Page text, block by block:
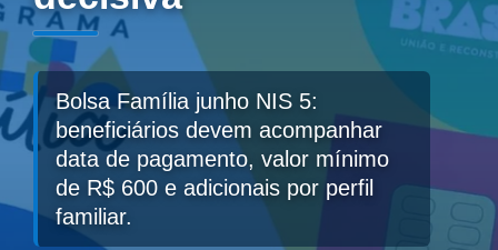
Bolsa Família junho NIS 5:
beneficiários devem acompanhar
data de pagamento, valor mínimo
de R$ 600 e adicionais por perfil
familiar.